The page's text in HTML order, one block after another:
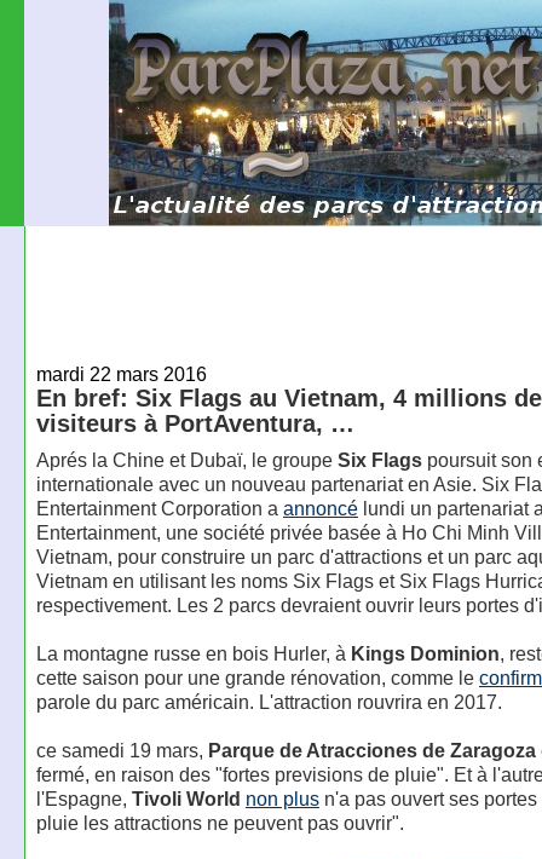
mardi 22 mars 2016
En bref: Six Flags au Vietnam, 4 millions de
visiteurs à PortAventura, …
Aprés la Chine et Dubaï, le groupe Six Flagspoursuit son
internationale avec un nouveau partenariat en Asie. Six
Entertainment Corporation a annoncélundi un partenariat
Entertainment, une société privée basée à Ho Chi Minh
Vietnam, pour construire un parc d'attractions et un parc
Vietnam en utilisant les noms Six Flags et Six Flags
respectivement. Les 2 parcs devraient ouvrir leurs portes
La montagne russe en bois Hurler, à Kings Dominion,
cette saison pour une grande rénovation, comme le
parole du parc américain. L'attraction rouvrira en 2017.
ce samedi 19 mars, Parque de Atracciones de Zaragoza
fermé, en raison des "fortes previsions de pluie". Et à
l'Espagne, Tivoli World non plusn'a pas ouvert ses portes
pluie les attractions ne peuvent pas ouvrir".